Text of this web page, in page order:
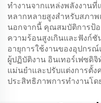
ทำงานจากแหล่งพลังงานที่
หลากหลายสูงสำหรับสภา
นอกจากนี้ คุณสมบัติการป้อ
ความร้อนสูงเกินและฟังก์
อายุการใช้งานของอุปกร
ผู้ปฏิบัติงาน อินเทอร์เฟซดิ
แม่นยำและปรับแต่งการตั้ง
ประสิทธิภาพการทำงานโด